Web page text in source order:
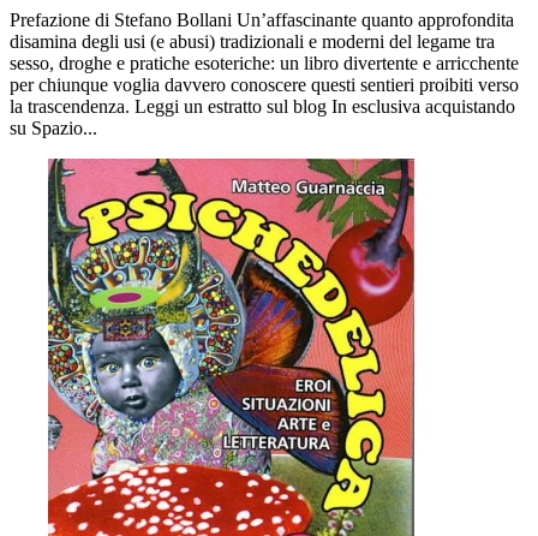
Prefazione di Stefano Bollani Un’affascinante quanto approfondita
disamina degli usi (e abusi) tradizionali e moderni del legame tra
sesso, droghe e pratiche esoteriche: un libro divertente e arricchente
per chiunque voglia davvero conoscere questi sentieri proibiti verso
la trascendenza. Leggi un estratto sul blog In esclusiva acquistando
su Spazio...